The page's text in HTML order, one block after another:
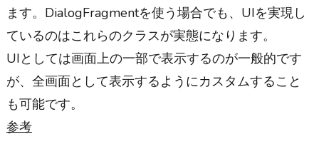
ます。DialogFragmentを使う場合でも、UIを実現し
ているのはこれらのクラスが実態になります。
UIとしては画面上の一部で表示するのが一般的です
が、全画面として表示するようにカスタムすること
も可能です。
参考